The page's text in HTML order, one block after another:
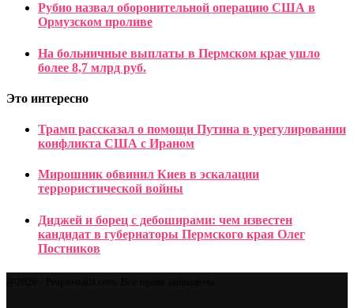
Рубио назвал оборонительной операцию США в
Ормузском проливе
На больничные выплаты в Пермском крае ушло
более 8,7 млрд руб.
Это интересно
Трамп рассказал о помощи Путина в урегулировании
конфликта США с Ираном
Мирошник обвинил Киев в эскалации
террористической войны
Диджей и борец с дебоширами: чем известен
кандидат в губернаторы Пермского края Олег
Постников